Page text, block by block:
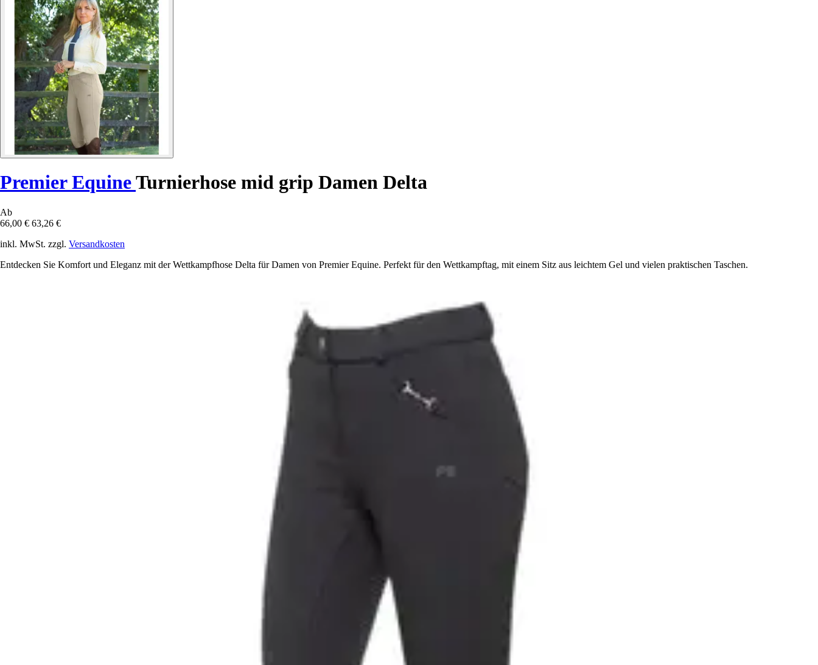
Premier EquineTurnierhose mid grip Damen Delta
Ab
66,00 € 63,26 €
inkl. MwSt. zzgl. Versandkosten
Entdecken Sie Komfort und Eleganz mit der Wettkampfhose Delta für Damen von Premier Equine. Perfekt für den Wettkampftag, mit einem Sitz aus leichtem Gel und vielen praktischen Taschen.